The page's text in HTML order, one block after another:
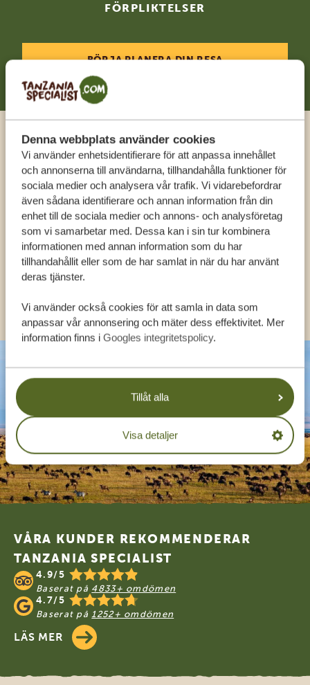
Denna webbplats använder cookies
Vi använder enhetsidentifierare för att anpassa innehållet
och annonserna till användarna, tillhandahålla funktioner för
sociala medier och analysera vår trafik. Vi vidarebefordrar
även sådana identifierare och annan information från din
enhet till de sociala medier och annons- och analysföretag
som vi samarbetar med. Dessa kan i sin tur kombinera
informationen med annan information som du har
tillhandahållit eller som de har samlat in när du har använt
deras tjänster.
Vi använder också cookies för att samla in data som
anpassar vår annonsering och mäter dess effektivitet. Mer
information finns i Googles integritetspolicy.
Tillåt alla
Visa detaljer
FÖRPLIKTELSER
BÖRJA PLANERA DIN RESA
Ring en expert
FÅ PERSONLIG RÅDGIVNING FRÅN VÅRA
EXPERTER
SV:+31 174 788 108
Footer
VÅRA KUNDER REKOMMENDERAR
TANZANIA SPECIALIST
4.9/5
Baserat på 4833+ omdömen
4.7/5
Baserat på 1252+ omdömen
LÄS MER